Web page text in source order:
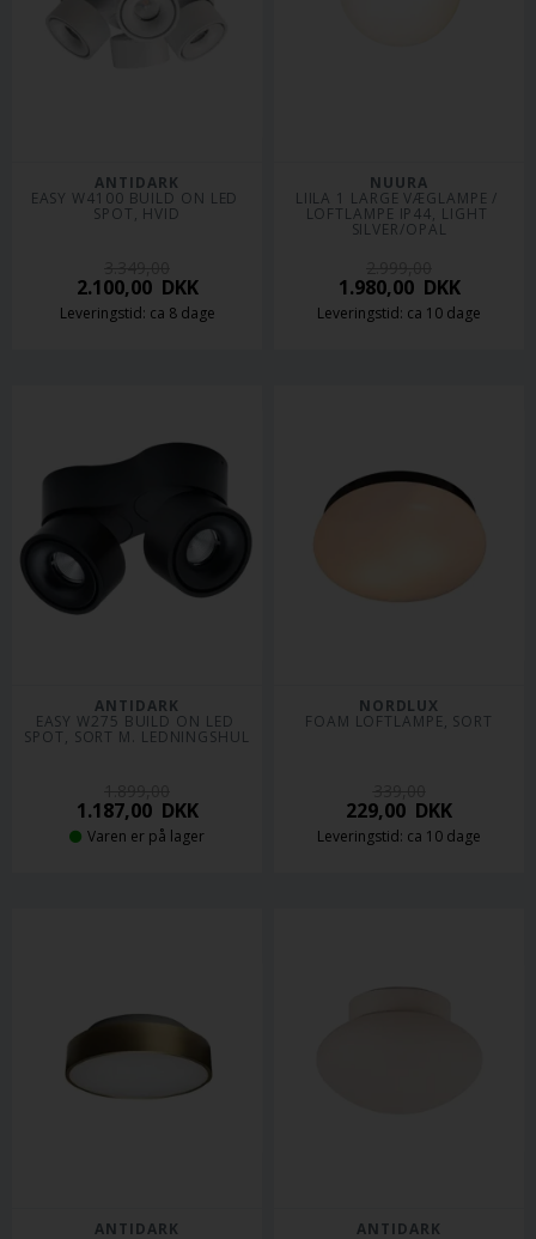
ANTIDARK
EASY W4100 BUILD ON LED
SPOT, HVID
2.100,00DKK
Leveringstid: ca 8 dage
NUURA
LIILA 1 LARGE VÆGLAMPE /
LOFTLAMPE IP44, LIGHT
SILVER/OPAL
1.980,00DKK
Leveringstid: ca 10 dage
ANTIDARK
EASY W275 BUILD ON LED
SPOT, SORT M. LEDNINGSHUL
1.187,00DKK
Varen er på lager
NORDLUX
FOAM LOFTLAMPE, SORT
229,00 DKK
Leveringstid: ca 10 dage
ANTIDARK ANTIDARK